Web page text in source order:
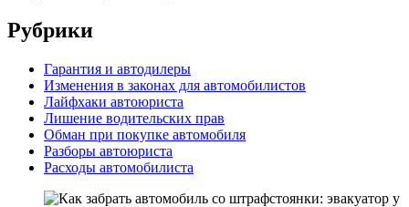
Рубрики
Гарантия и автодилеры
Изменения в законах для автомобилистов
Лайфхаки автоюриста
Лишение водительских прав
Обман при покупке автомобиля
Разборы автоюриста
Расходы автомобилиста